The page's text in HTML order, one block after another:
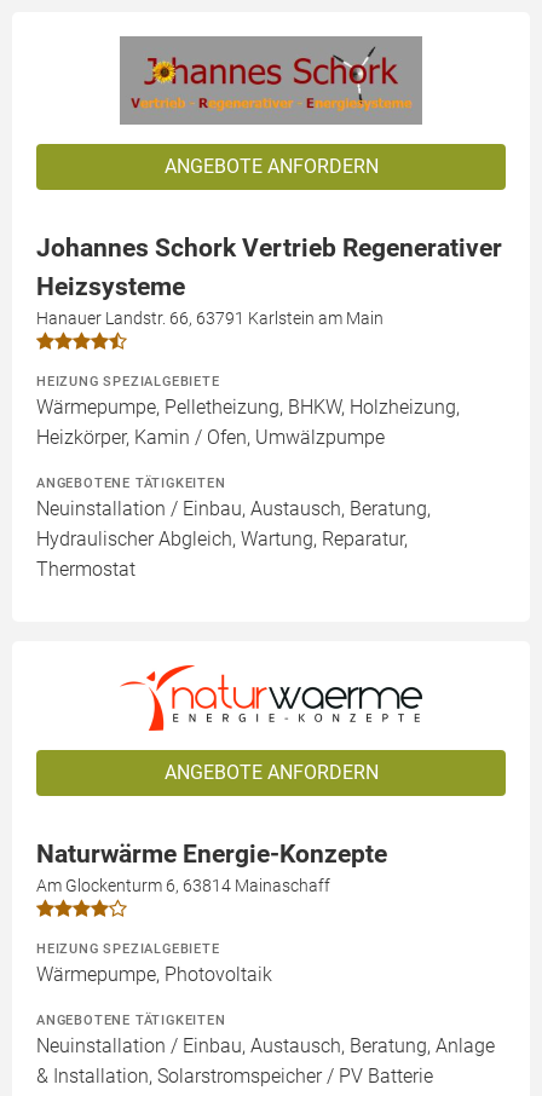
ANGEBOTE ANFORDERN
Johannes Schork Vertrieb Regenerativer
Heizsysteme
Hanauer Landstr. 66, 63791 Karlstein am Main
HEIZUNG SPEZIALGEBIETE
Wärmepumpe, Pelletheizung, BHKW, Holzheizung,
Heizkörper, Kamin / Ofen, Umwälzpumpe
ANGEBOTENE TÄTIGKEITEN
Neuinstallation / Einbau, Austausch, Beratung,
Hydraulischer Abgleich, Wartung, Reparatur,
Thermostat
ANGEBOTE ANFORDERN
Naturwärme Energie-Konzepte
Am Glockenturm 6, 63814 Mainaschaff
HEIZUNG SPEZIALGEBIETE
Wärmepumpe, Photovoltaik
ANGEBOTENE TÄTIGKEITEN
Neuinstallation / Einbau, Austausch, Beratung, Anlage
& Installation, Solarstromspeicher / PV Batterie